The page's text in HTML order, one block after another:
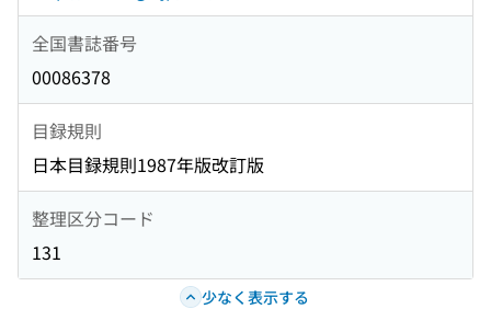
全国書誌番号
00086378
目録規則
日本目録規則1987年版改訂版
整理区分コード
131
少なく表示する